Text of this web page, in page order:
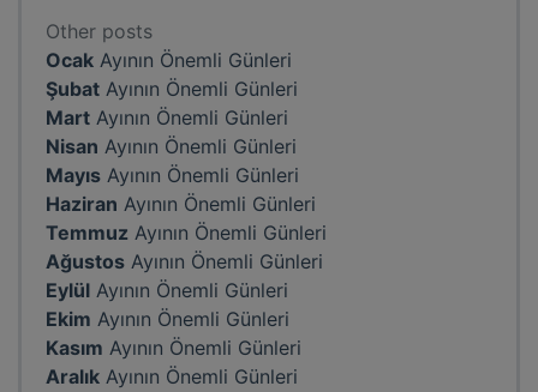
Other posts
Ocak Ayının Önemli Günleri
Şubat Ayının Önemli Günleri
Mart Ayının Önemli Günleri
Nisan Ayının Önemli Günleri
Mayıs Ayının Önemli Günleri
Haziran Ayının Önemli Günleri
Temmuz Ayının Önemli Günleri
Ağustos Ayının Önemli Günleri
Eylül Ayının Önemli Günleri
Ekim Ayının Önemli Günleri
Kasım Ayının Önemli Günleri
Aralık Ayının Önemli Günleri